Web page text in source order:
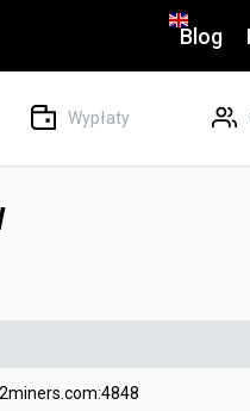
Blog
Wypłaty